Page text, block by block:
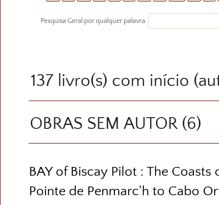
Pesquisa Geral por qualquer palavra
137 livro(s) com início
OBRAS SEM AUTOR (6)
BAY of Biscay Pilot : The
Pointe de Penmarc'h to Cabo